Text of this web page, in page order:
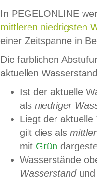
In PEGELONLINE
mittleren niedrigsten
einer Zeitspanne in
Die farblichen
aktuellen
Ist der aktuelle
als niedriger
Liegt der
gilt dies als
mit Grün
Wasserstände
Wasserstandund